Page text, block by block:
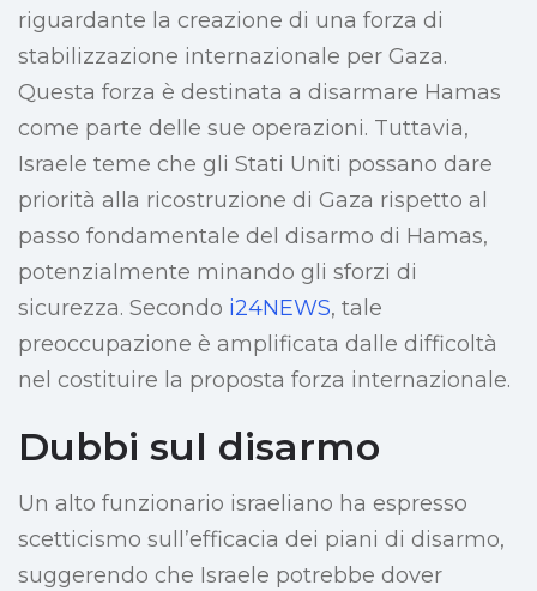
riguardante la creazione di una forza di
stabilizzazione internazionale per Gaza.
Questa forza è destinata a disarmare Hamas
come parte delle sue operazioni. Tuttavia,
Israele teme che gli Stati Uniti possano dare
priorità alla ricostruzione di Gaza rispetto al
passo fondamentale del disarmo di Hamas,
potenzialmente minando gli sforzi di
sicurezza. Secondo i24NEWS, tale
preoccupazione è amplificata dalle difficoltà
nel costituire la proposta forza internazionale.
Dubbi sul disarmo
Un alto funzionario israeliano ha espresso
scetticismo sull’efficacia dei piani di disarmo,
suggerendo che Israele potrebbe dover